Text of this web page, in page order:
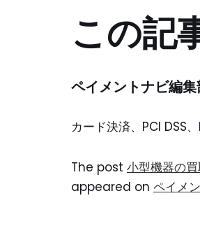
この記
ペイメントナビ編
カード決済、PCI DSS
The post 小型機器の
appeared on ペイメ